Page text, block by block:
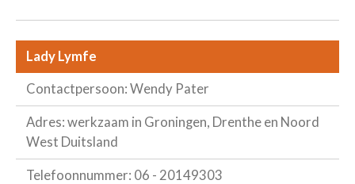
Lady Lymfe
Contactpersoon: Wendy Pater
Adres: werkzaam in Groningen, Drenthe en Noord
West Duitsland
Telefoonnummer: 06 - 20149303